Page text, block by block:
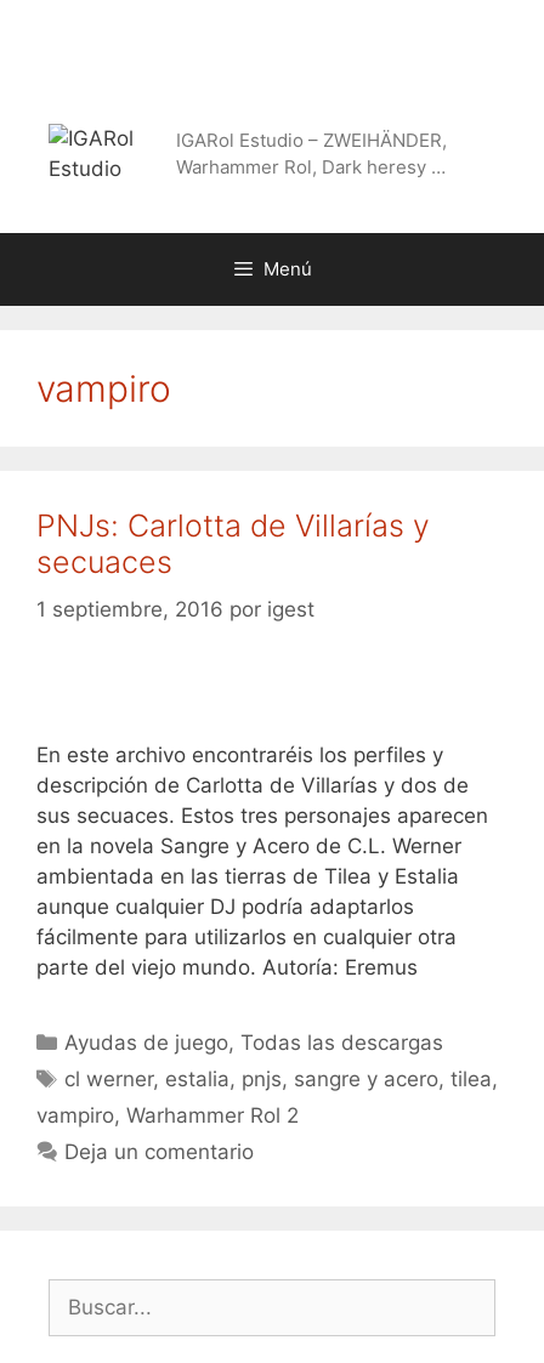
IGARol Estudio – ZWEIHÄNDER,
Warhammer Rol, Dark heresy …
Menú
vampiro
PNJs: Carlotta de Villarías y
secuaces
1 septiembre, 2016 por igest
En este archivo encontraréis los perfiles y
descripción de Carlotta de Villarías y dos de
sus secuaces. Estos tres personajes aparecen
en la novela Sangre y Acero de C.L. Werner
ambientada en las tierras de Tilea y Estalia
aunque cualquier DJ podría adaptarlos
fácilmente para utilizarlos en cualquier otra
parte del viejo mundo. Autoría: Eremus
Categorías
Ayudas de juego,Todas las descargas
Etiquetas
cl werner, estalia, pnjs, sangre y acero,tilea,
vampiro, Warhammer Rol 2
Deja un comentario